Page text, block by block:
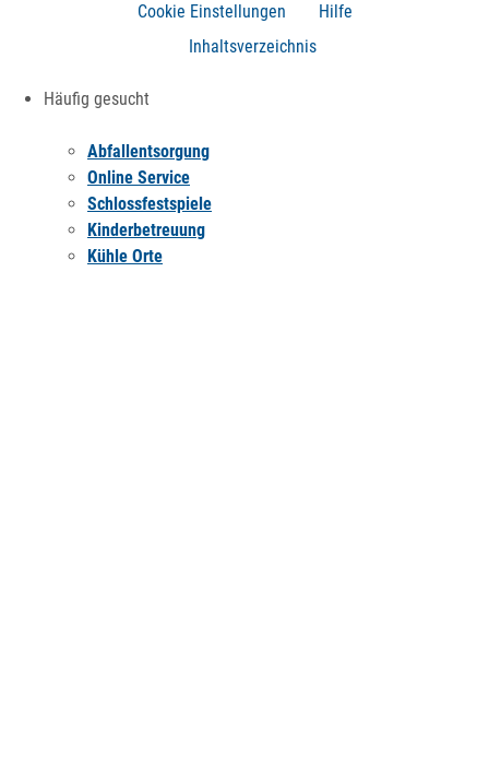
Cookie Einstellungen
Hilfe
Inhaltsverzeichnis
Häufig gesucht
Abfallentsorgung
Online Service
Schlossfestspiele
Kinderbetreuung
Kühle Orte